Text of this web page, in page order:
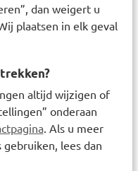
dan weigert u
plaatsen in elk geval
altijd wijzigen of
onderaan
. Als u meer
lees dan
93584 ST OUEN
zon is gevaarlijk.
blootstellen aan
in de zon, zelfs
wordt
bescherming
de zon het